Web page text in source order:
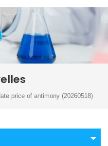
price of antimony (20260518)